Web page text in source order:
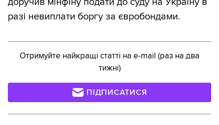
разі невиплати боргу за євробондами.
Отримуйте найкращі статті на e-mail (раз на два
тижні)
ПІДПИСАТИСЯ